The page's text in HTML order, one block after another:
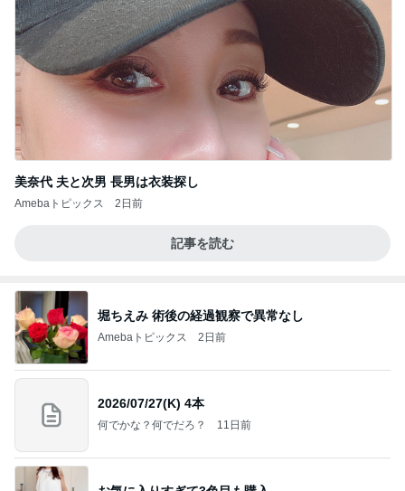
美奈代 夫と次男 長男は衣装探し
Amebaトピックス 2日前
記事を読む
堀ちえみ 術後の経過観察で異常なし
Amebaトピックス 2日前
2026/07/27(K) 4本
何でかな？何でだろ？ 11日前